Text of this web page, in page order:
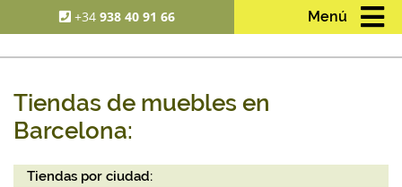
+34938 40 91 66 Menú
Tiendas de muebles en
Barcelona:
Tiendas por ciudad: